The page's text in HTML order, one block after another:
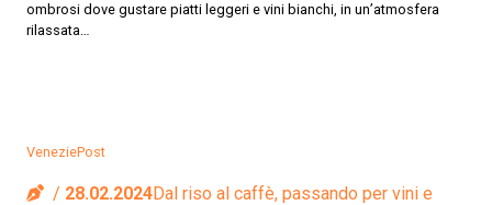
ombrosi dove gustare piatti leggeri e vini bianchi, in un’atmosfera
rilassata…
VeneziePost
28.02.2024Dal riso al caffè, passando per vini e